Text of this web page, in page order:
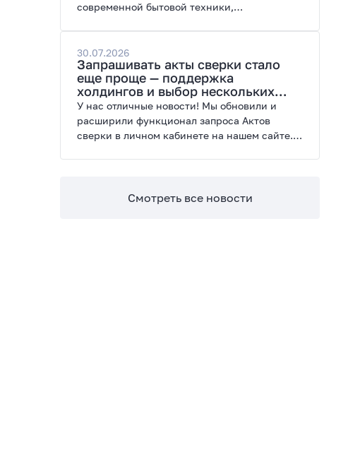
современной бытовой техники,
30.07.2026
Запрашивать акты сверки стало
еще проще — поддержка
холдингов и выбор нескольких
периодов
У нас отличные новости! Мы обновили и
расширили функционал запроса Актов
сверки в личном кабинете на нашем сайте.
Смотреть все новости